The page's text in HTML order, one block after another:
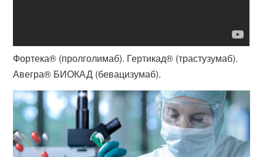
Фортека® (пролголимаб). Гертикад® (трастузумаб).
Авегра® БИОКАД (бевацизумаб).